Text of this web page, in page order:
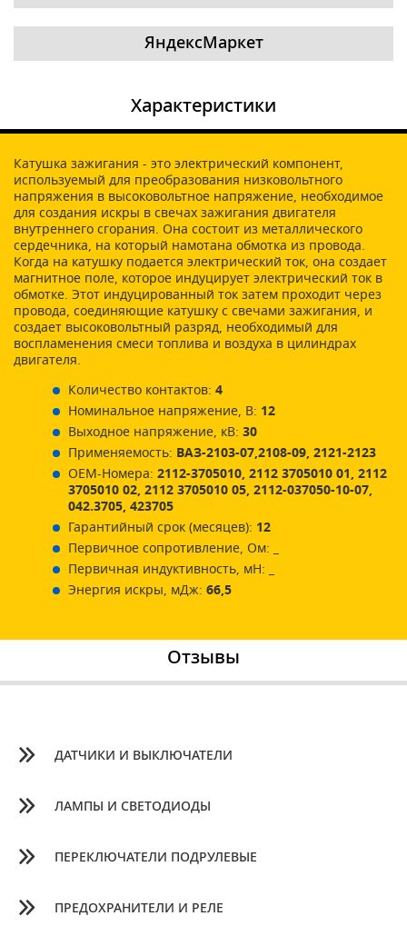
ЯндексМаркет
Характеристики
Катушка зажигания - это электрический компонент,
используемый для преобразования низковольтного
напряжения в высоковольтное напряжение, необходимое
для создания искры в свечах зажигания двигателя
внутреннего сгорания. Она состоит из металлического
сердечника, на который намотана обмотка из провода.
Когда на катушку подается электрический ток, она создает
магнитное поле, которое индуцирует электрический ток в
обмотке. Этот индуцированный ток затем проходит через
провода, соединяющие катушку с свечами зажигания, и
создает высоковольтный разряд, необходимый для
воспламенения смеси топлива и воздуха в цилиндрах
двигателя.
Количество контактов: 4
Номинальное напряжение, В: 12
Выходное напряжение, кВ: 30
Применяемость: ВАЗ-2103-07,2108-09, 2121-2123
ОЕМ-Номера: 2112-3705010, 2112 3705010 01, 2112
3705010 02, 2112 3705010 05, 2112-037050-10-07,
042.3705, 423705
Гарантийный срок (месяцев): 12
Первичное сопротивление, Ом:
Первичная индуктивность, мН:
Энергия искры, мДж: 66,5
Отзывы
ДАТЧИКИ И ВЫКЛЮЧАТЕЛИ
ЛАМПЫ И СВЕТОДИОДЫ
ПЕРЕКЛЮЧАТЕЛИ ПОДРУЛЕВЫЕ
ПРЕДОХРАНИТЕЛИ И РЕЛЕ